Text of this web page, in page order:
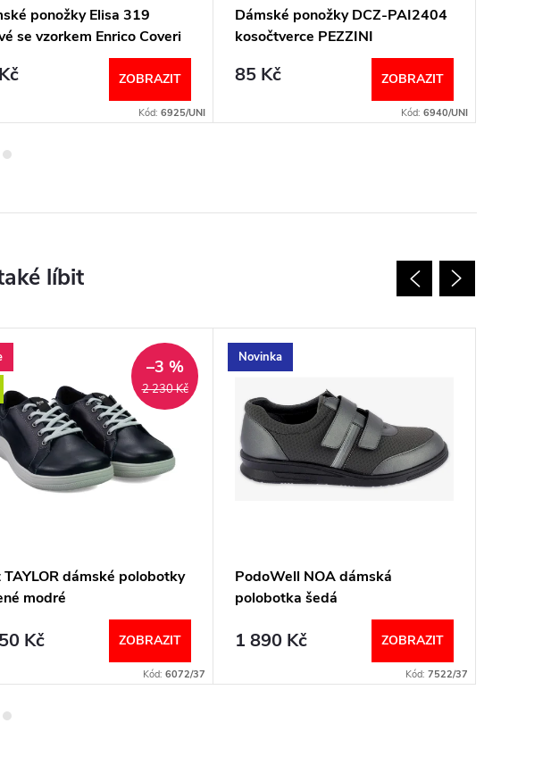
ponožky Elisa 319
se vzorkem Enrico Coveri
ZOBRAZIT
Kód: 6925/UNI
Dámské ponožky DCZ-PAI2404
kosočtverce PEZZINI
85 Kč ZOBRAZIT
Kód: 6940/UNI
2 230 Kč
–3 %
TAYLOR dámské polobotky
modré
Kč ZOBRAZIT
Kód: 6072/37
Novinka
PodoWell NOA dámská
polobotka šedá
1 890 Kč ZOBRAZIT
Kód: 7522/37